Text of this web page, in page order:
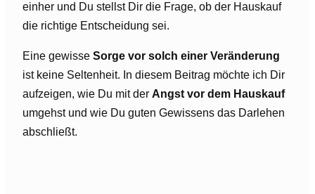
einher und Du stellst Dir die Frage, ob der Hauskauf
die richtige Entscheidung sei.
Eine gewisse Sorge vor solch einer Veränderung
ist keine Seltenheit. In diesem Beitrag möchte ich Dir
aufzeigen, wie Du mit der Angst vor dem Hauskauf
umgehst und wie Du guten Gewissens das Darlehen
abschließt.